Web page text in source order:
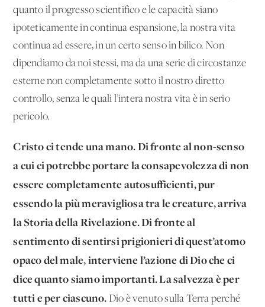
quanto il progresso scientifico e le capacità siano
ipoteticamente in continua espansione, la nostra vita
continua ad essere, in un certo senso in bilico. Non
dipendiamo da noi stessi, ma da una serie di circostanze
esterne non completamente sotto il nostro diretto
controllo, senza le quali l’intera nostra vita è in serio
pericolo.
Cristo ci tende una mano. Di fronte al non-senso
a cui ci potrebbe portare la consapevolezza di non
essere completamente autosufficienti, pur
essendo la più meravigliosa tra le creature, arriva
la Storia della Rivelazione. Di fronte al
sentimento di sentirsi prigionieri di quest’atomo
opaco del male, interviene l’azione di Dio che ci
dice quanto siamo importanti. La salvezza è per
tutti e per ciascuno. Dio è venuto sulla Terra perché